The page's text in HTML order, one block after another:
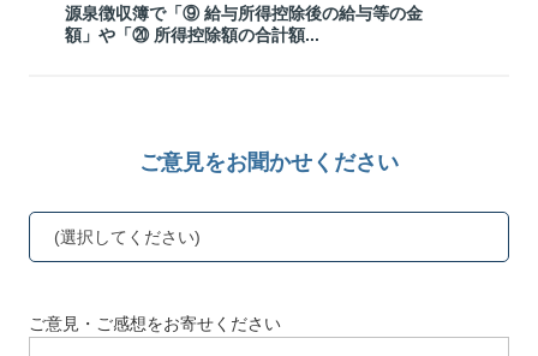
源泉徴収簿で「⑨ 給与所得控除後の給与等の金
額」や「⑳ 所得控除額の合計額...
ご意見をお聞かせください
(選択してください)
ご意見・ご感想をお寄せください